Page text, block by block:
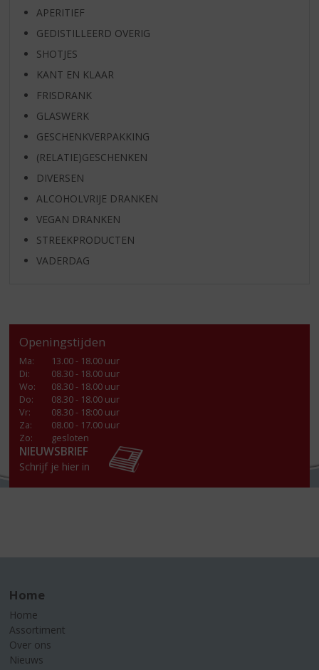
APERITIEF
GEDISTILLEERD OVERIG
SHOTJES
KANT EN KLAAR
FRISDRANK
GLASWERK
GESCHENKVERPAKKING
(RELATIE)GESCHENKEN
DIVERSEN
ALCOHOLVRIJE DRANKEN
VEGAN DRANKEN
STREEKPRODUCTEN
VADERDAG
Openingstijden
Ma:
13.00 - 18.00 uur
Di:
08.30 - 18.00 uur
Wo:
08.30 - 18.00 uur
Do:
08.30 - 18.00 uur
Vr:
08.30 - 18:00 uur
Za:
08.00 - 17.00 uur
Zo:
gesloten
NIEUWSBRIEF
Schrijf je hier in
Home
Home
Assortiment
Over ons
Nieuws